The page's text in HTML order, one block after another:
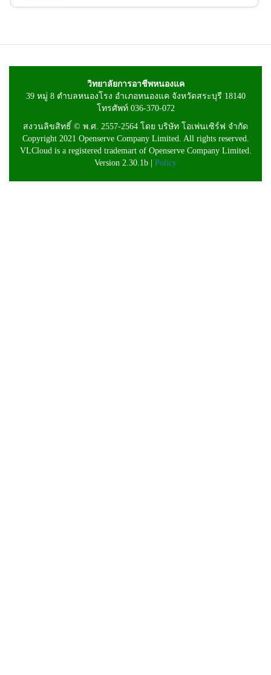
วิทยาลัยการอาชีพหนองแค
39 หมู่ 8 ตำบลหนองโรง อำเภอหนองแค จังหวัดสระบุรี 18140
โทรศัพท์ 036-370-072
สงวนลิขสิทธิ์ © พ.ศ. 2557-2564 โดย บริษัท โอเพ่นเซิร์ฟ จำกัด
Copyright 2021 Openserve Company Limited. All rights reserved.
VLCloud is a registered trademart of Openserve Company Limited.
Version 2.30.1b | Policy